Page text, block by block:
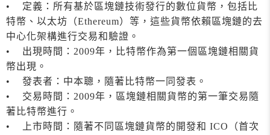
• 定義：所有基於區塊鏈技術發行的數位貨幣，包括比
特幣、以太坊（Ethereum）等，這些貨幣依賴區塊鏈的去
中心化架構進行交易和驗證。
• 出現時間：2009年，比特幣作為第一個區塊鏈相關貨
幣出現。
• 發表者：中本聰，隨著比特幣一同發表。
• 交易時間：2009年，區塊鏈相關貨幣的第一筆交易隨
著比特幣進行。
• 上市時間：隨著不同區塊鏈貨幣的開發和 ICO（首次